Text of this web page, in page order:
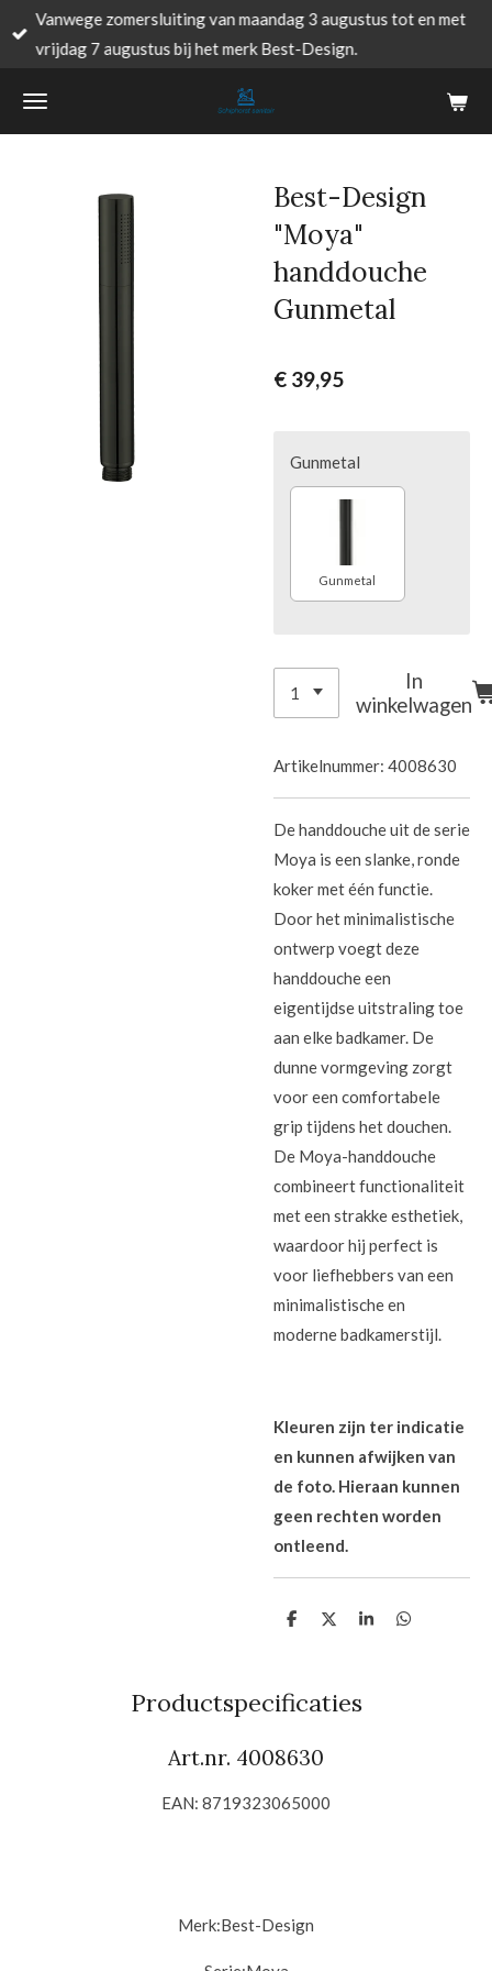
Ga
direct
de
Vanwege zomersluiting van maandag 3 augustus tot en met
vrijdag 7 augustus bij het merk Best-Design.
Best-Design
"Moya"
handdouche
Gunmetal
€ 39,95
Gunmetal
Gunmetal
In
winkelwagen
Artikelnummer: 4008630
De handdouche uit de serie
Moya is een slanke, ronde
koker met één functie.
Door het minimalistische
ontwerp voegt deze
handdouche een
eigentijdse uitstraling toe
aan elke badkamer. De
dunne vormgeving zorgt
voor een comfortabele
grip tijdens het douchen.
De Moya-handdouche
combineert functionaliteit
met een strakke esthetiek,
waardoor hij perfect is
voor liefhebbers van een
minimalistische en
moderne badkamerstijl.
Kleuren zijn ter indicatie
en kunnen afwijken van
de foto. Hieraan kunnen
geen rechten worden
ontleend.
D
n
D
S
D
Productspecificaties
Art.nr. 4008630
EAN: 8719323065000
Merk:Best-Design